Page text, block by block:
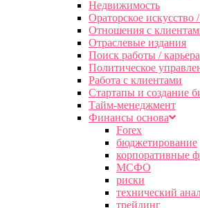
Недвижимость
Ораторское искусство
Отношения с
Отраслевые издания
Поиск работы / карьера
Политическое
Работа с клиентами
Стартапы и создание
Тайм-менеджмент
Финансы основа
Forex
бюджетирование
корпоративные
МСФО
риски
технический
трейдинг